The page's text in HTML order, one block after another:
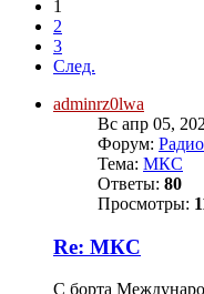
1
2
3
След.
adminrz0lwa
Вс апр 05,
Форум:
Тема: МКС
Ответы: 80
Просмотры:
Re: МКС
С борта